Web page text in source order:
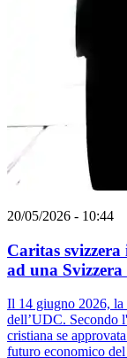
20/05/2026 - 10:44
Caritas
ad una
Il 14 giugno 2026, la
dell’UDC. Secondo
cristiana se
futuro economico